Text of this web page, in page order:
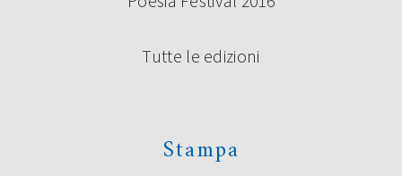
Tutte le edizioni
Stampa